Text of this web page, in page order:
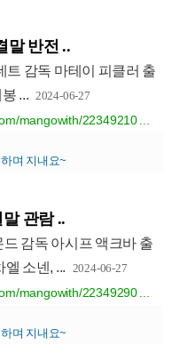
말 반전 ..
트 감독 마테이 피클러 출
... 2024-06-27
mangowith/22349210 ...
며 지내요~
관람 ..
감독 아시프 액크바 출
엘 소넨, ...
2024-06-27
mangowith/22349290 ...
며 지내요~